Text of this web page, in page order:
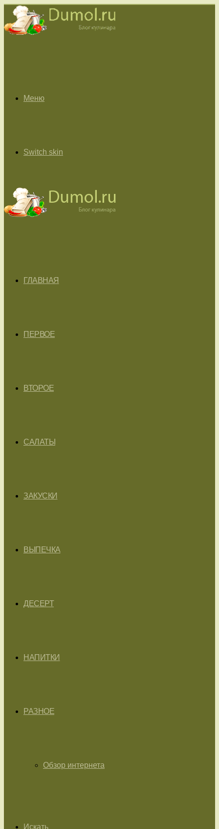
Меню
Switch skin
ГЛАВНАЯ
ПЕРВОЕ
ВТОРОЕ
САЛАТЫ
ЗАКУСКИ
ВЫПЕЧКА
ДЕСЕРТ
НАПИТКИ
РАЗНОЕ
Обзор интернета
Искать